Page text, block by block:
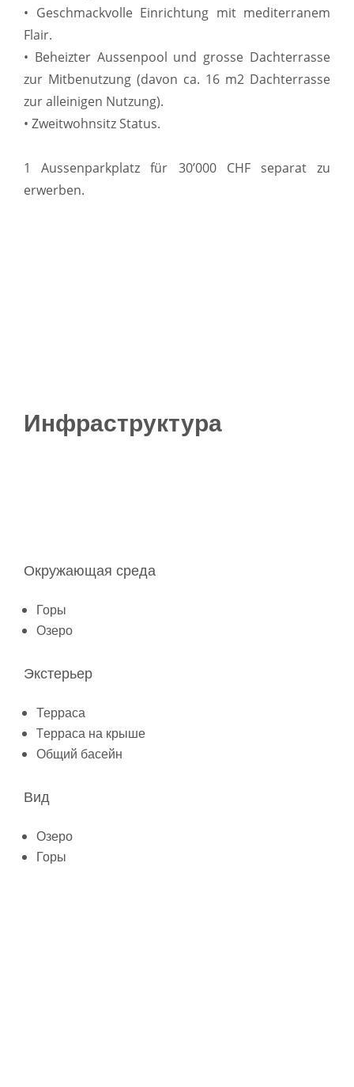
• Geschmackvolle Einrichtung mit mediterranem
Flair.
• Beheizter Aussenpool und grosse Dachterrasse
zur Mitbenutzung (davon ca. 16 m2 Dachterrasse
zur alleinigen Nutzung).
• Zweitwohnsitz Status.
1 Aussenparkplatz für 30’000 CHF separat zu
erwerben.
Инфраструктура
Окружающая среда
Горы
Озеро
Экстерьер
Терраса
Tерраса на крыше
Общий басейн
Вид
Озеро
Горы